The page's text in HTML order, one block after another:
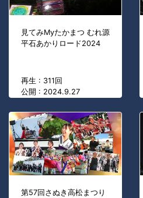
見てみMyたかまつ むれ源
平石あかりロード2024
再生 : 311回
公開 : 2024.9.27
第57回さぬき高松まつり